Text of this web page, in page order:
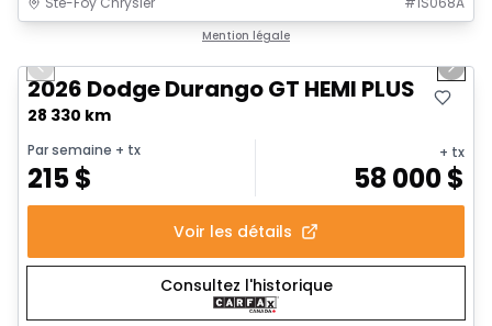
Mention légale
Previous slide Next
2026 Dodge Durango GT HEMI PLUS
28 330 km
Par semaine + tx
215$
+ tx
58 000$
Voir les détails
Consultez l'historique